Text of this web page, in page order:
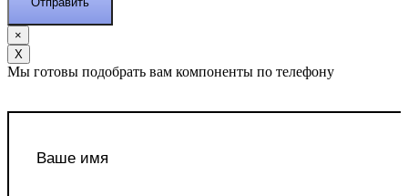
×
Х
Мы готовы подобрать вам компоненты по телефону